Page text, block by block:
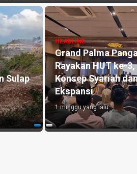
Palma Pangandaran
HUT ke-3, Perkuat
Syariah dan Targetkan
yang lalu